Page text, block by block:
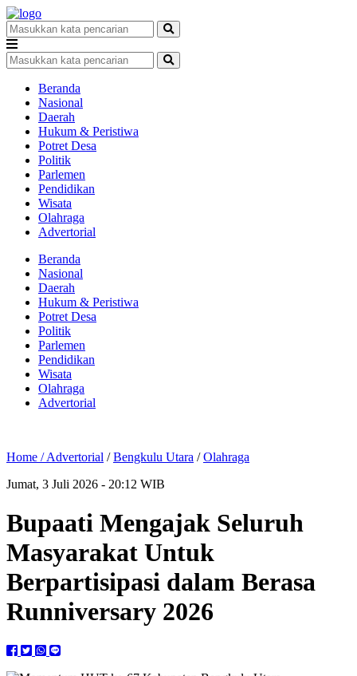
Beranda
Nasional
Daerah
Hukum & Peristiwa
Potret Desa
Politik
Parlemen
Pendidikan
Wisata
Olahraga
Advertorial
Beranda
Nasional
Daerah
Hukum & Peristiwa
Potret Desa
Politik
Parlemen
Pendidikan
Wisata
Olahraga
Advertorial
Home /Advertorial /Bengkulu Utara /Olahraga
Jumat, 3 Juli 2026 - 20:12 WIB
Bupaati Mengajak Seluruh
Masyarakat Untuk
Berpartisipasi dalam Berasa
Runniversary 2026